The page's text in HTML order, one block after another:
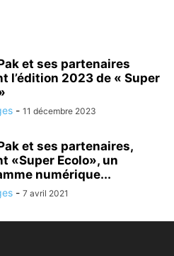
et ses partenaires
l’édition 2023 de « Super
- 11 décembre 2023
et ses partenaires,
«Super Ecolo», un
numérique...
- 7 avril 2021